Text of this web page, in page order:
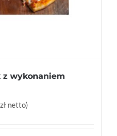
z wykonaniem
zł netto)